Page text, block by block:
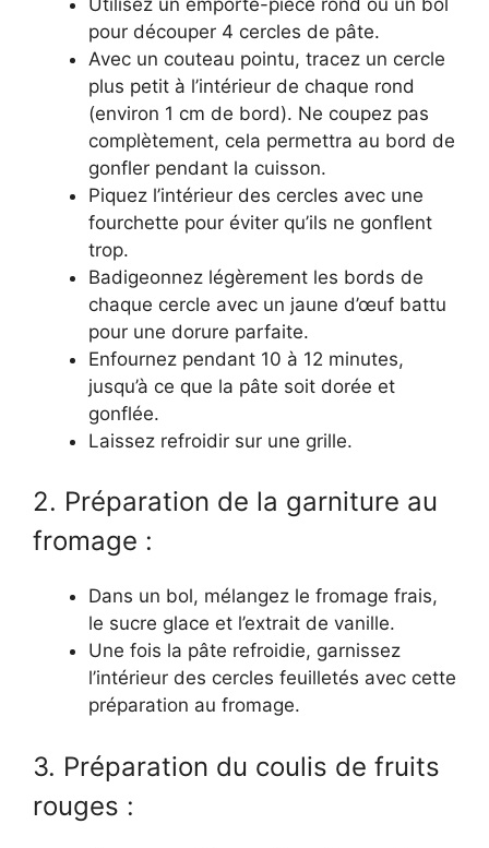
pour découper 4 cercles de pâte.
Avec un couteau pointu, tracez un cercle
plus petit à l’intérieur de chaque rond
(environ 1 cm de bord). Ne coupez pas
complètement, cela permettra au bord de
gonfler pendant la cuisson.
Piquez l’intérieur des cercles avec une
fourchette pour éviter qu’ils ne gonflent
trop.
Badigeonnez légèrement les bords de
chaque cercle avec un jaune d’œuf battu
pour une dorure parfaite.
Enfournez pendant 10 à 12 minutes,
jusqu’à ce que la pâte soit dorée et
gonflée.
Laissez refroidir sur une grille.
2. Préparation de la garniture au
fromage :
Dans un bol, mélangez le fromage frais,
le sucre glace et l’extrait de vanille.
Une fois la pâte refroidie, garnissez
l’intérieur des cercles feuilletés avec cette
préparation au fromage.
3. Préparation du coulis de fruits
rouges :